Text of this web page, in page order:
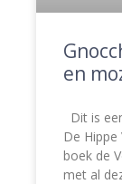
en
Dit is
De
boek de
met al